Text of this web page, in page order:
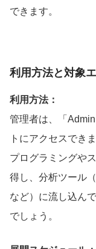
できます。
利用方法と対象
利用方法：
管理者は、「
トにアクセスできま
プログラミングや
得し、分析ツール
など）に流し込ん
でしょう。